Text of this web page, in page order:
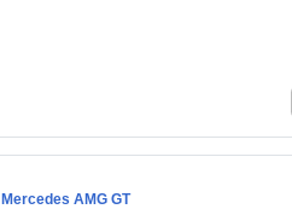
Mercedes AMG GT